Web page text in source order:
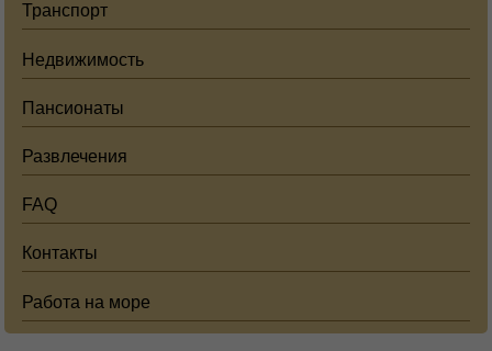
Транспорт
Недвижимость
Пансионаты
Развлечения
FAQ
Контакты
Работа на море